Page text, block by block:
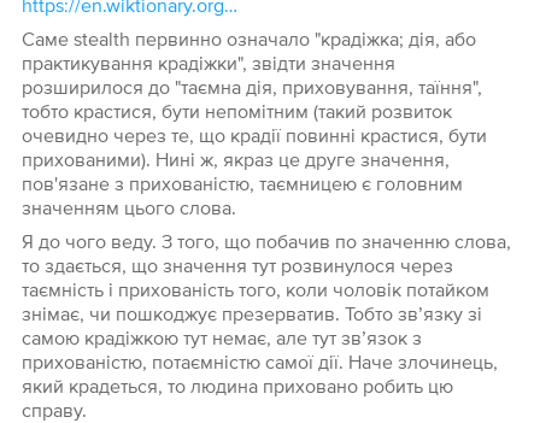
https://en.wiktionary.org/wiki/-th#English
Саме stealth первинно означало "крадіжка; дія, або
практикування крадіжки", звідти значення
розширилося до "таємна дія, приховування, таїння",
тобто крастися, бути непомітним (такий розвиток
очевидно через те, що крадії повинні крастися, бути
прихованими). Нині ж, якраз це друге значення,
пов'язане з прихованістю, таємницею є головним
значенням цього слова.
Я до чого веду. З того, що побачив по значенню слова,
то здається, що значення тут розвинулося через
таємність і прихованість того, коли чоловік потайком
знімає, чи пошкоджує презерватив. Тобто зв’язку зі
самою крадіжкою тут немає, але тут зв’язок з
прихованістю, потаємністю самої дії. Наче злочинець,
який крадеться, то людина приховано робить цю
справу.